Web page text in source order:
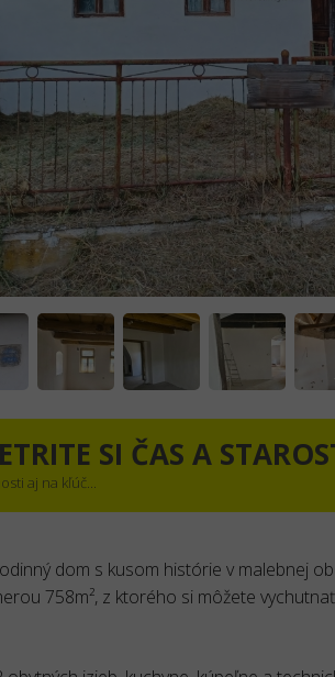
SI ČAS A
aj na kľúč...
dom s kusom histórie v malebnej
758m², z ktorého si môžete